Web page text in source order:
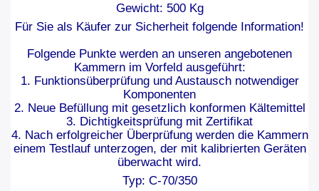
Gewicht: 500 Kg
Für Sie als Käufer zur Sicherheit folgende Information!
Folgende Punkte werden an unseren angebotenen
Kammern im Vorfeld ausgeführt:
1. Funktionsüberprüfung und Austausch notwendiger
Komponenten
2. Neue Befüllung mit gesetzlich konformen Kältemittel
3. Dichtigkeitsprüfung mit Zertifikat
4. Nach erfolgreicher Überprüfung werden die Kammern
einem Testlauf unterzogen, der mit kalibrierten Geräten
überwacht wird.
Typ: C-70/350